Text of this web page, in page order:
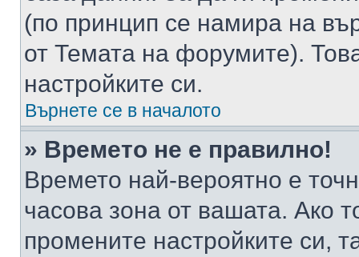
(по принцип се намира на
от Темата на форумите).
настройките си.
Върнете се в началото
» Времето не е правилно!
Времето най-вероятно е
часова зона от вашата. Ако
промените настройките си,